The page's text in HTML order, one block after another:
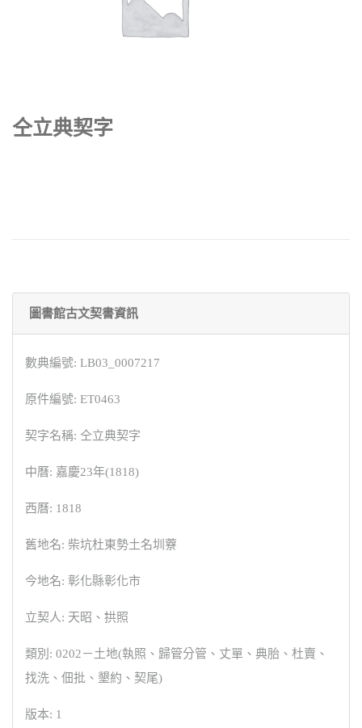
仝立典契字
圖書館古文契書資訊
數典編號: LB03_0007217
原件編號: ET0463
契字名稱: 仝立典契字
中曆: 嘉慶23年(1818)
西曆: 1818
舊地名: 柴坑杜東勢土名圳藔
今地名: 彰化縣彰化市
立契人: 天昭、拱照
類別: 0202－土地(執照、歸管分管、丈單、典胎、杜賣、
找洗、佃批、墾約、契尾)
版本: 1